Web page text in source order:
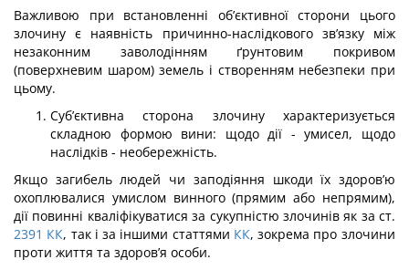
Важливою при встановленні об’єктивної сторони цього
злочину є наявність причинно-наслідкового зв’язку між
незаконним заволодінням ґрунтовим покривом
(поверхневим шаром) земель і створенням небезпеки при
цьому.
Суб’єктивна сторона злочину характеризується
складною формою вини: щодо дії - умисел, щодо
наслідків - необережність.
Якщо загибель людей чи заподіяння шкоди їх здоров’ю
охоплювалися умислом винного (прямим або непрямим),
дії повинні кваліфікуватися за сукупністю злочинів як за ст.
2391 КК, так і за іншими статтями КК, зокрема про злочини
проти життя та здоров’я особи.